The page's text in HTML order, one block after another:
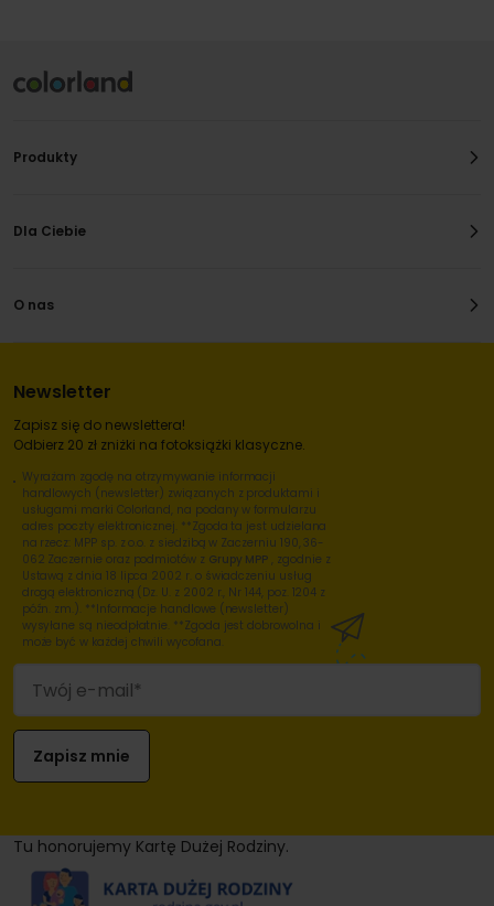
Produkty
Dla Ciebie
O nas
Newsletter
Zapisz się do newslettera!
Odbierz 20 zł zniżki na fotoksiążki klasyczne.
Wyrażam zgodę na otrzymywanie informacji
handlowych (newsletter) związanych z produktami i
usługami marki Colorland, na podany w formularzu
adres poczty elektronicznej. **Zgoda ta jest udzielana
na rzecz: MPP sp. z o.o. z siedzibą w Zaczerniu 190, 36-
062 Zaczernie oraz podmiotów z Grupy MPP , zgodnie z
Ustawą z dnia 18 lipca 2002 r. o świadczeniu usług
drogą elektroniczną (Dz. U. z 2002 r., Nr 144, poz. 1204 z
późn. zm.). **Informacje handlowe (newsletter)
wysyłane są nieodpłatnie. **Zgoda jest dobrowolna i
może być w każdej chwili wycofana.
Tu honorujemy Kartę Dużej Rodziny.